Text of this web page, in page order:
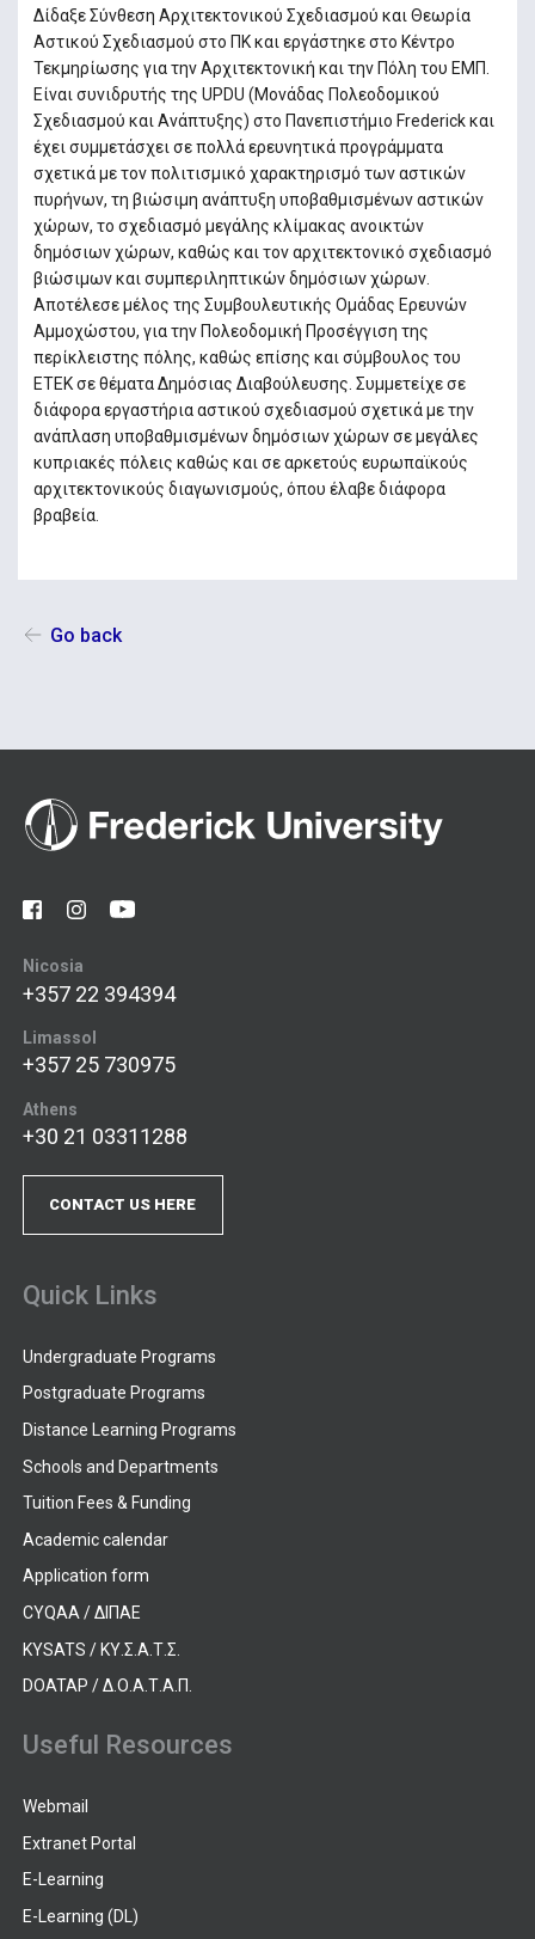
Δίδαξε Σύνθεση Αρχιτεκτονικού Σχεδιασμού και Θεωρία
Αστικού Σχεδιασμού στο ΠΚ και εργάστηκε στο Κέντρο
Τεκμηρίωσης για την Αρχιτεκτονική και την Πόλη του ΕΜΠ.
Είναι συνιδρυτής της UPDU (Μονάδας Πολεοδομικού
Σχεδιασμού και Ανάπτυξης) στο Πανεπιστήμιο Frederick και
έχει συμμετάσχει σε πολλά ερευνητικά προγράμματα
σχετικά με τον πολιτισμικό χαρακτηρισμό των αστικών
πυρήνων, τη βιώσιμη ανάπτυξη υποβαθμισμένων αστικών
χώρων, το σχεδιασμό μεγάλης κλίμακας ανοικτών
δημόσιων χώρων, καθώς και τον αρχιτεκτονικό σχεδιασμό
βιώσιμων και συμπεριληπτικών δημόσιων χώρων.
Αποτέλεσε μέλος της Συμβουλευτικής Ομάδας Ερευνών
Αμμοχώστου, για την Πολεοδομική Προσέγγιση της
περίκλειστης πόλης, καθώς επίσης και σύμβουλος του
ΕΤΕΚ σε θέματα Δημόσιας Διαβούλευσης. Συμμετείχε σε
διάφορα εργαστήρια αστικού σχεδιασμού σχετικά με την
ανάπλαση υποβαθμισμένων δημόσιων χώρων σε μεγάλες
κυπριακές πόλεις καθώς και σε αρκετούς ευρωπαϊκούς
αρχιτεκτονικούς διαγωνισμούς, όπου έλαβε διάφορα
βραβεία.
Go back
Nicosia
+357 22 394394
Limassol
+357 25 730975
Athens
+30 21 03311288
CONTACT US HERE
Quick Links
Undergraduate Programs
Postgraduate Programs
Distance Learning Programs
Schools and Departments
Tuition Fees & Funding
Academic calendar
Application form
CYQAA / ΔΙΠΑΕ
KYSATS / ΚΥ.Σ.Α.Τ.Σ.
DOATAP / Δ.Ο.Α.Τ.Α.Π.
Useful Resources
Webmail
Extranet Portal
E-Learning
E-Learning (DL)